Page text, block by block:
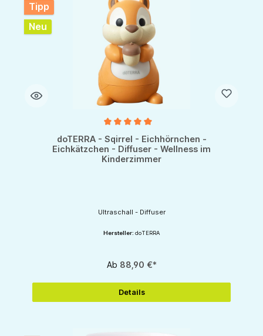
Tipp
Neu
Durchschnittliche Bewertung von 5 von 5 Sternen
doTERRA - Sqirrel - Eichhörnchen -
Eichkätzchen - Diffuser - Wellness im
Kinderzimmer
Ultraschall - Diffuser
Hersteller: doTERRA
Ab 88,90 €*
Details